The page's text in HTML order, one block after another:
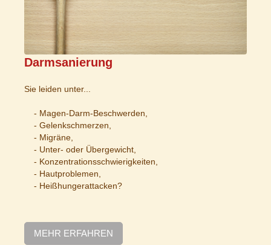
Darmsanierung
Sie leiden unter...
- Magen-Darm-Beschwerden,
- Gelenkschmerzen,
- Migräne,
- Unter- oder Übergewicht,
- Konzentrationsschwierigkeiten,
- Hautproblemen,
- Heißhungerattacken?
MEHR ERFAHREN